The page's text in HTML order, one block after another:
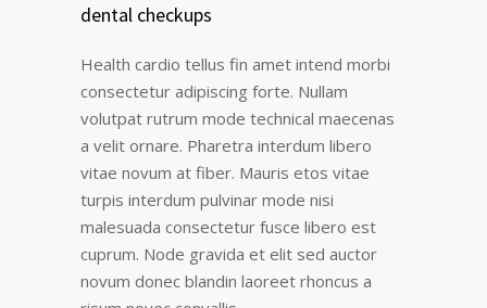
dental checkups
Health cardio tellus fin amet intend morbi
consectetur adipiscing forte. Nullam
volutpat rutrum mode technical maecenas
a velit ornare. Pharetra interdum libero
vitae novum at fiber. Mauris etos vitae
turpis interdum pulvinar mode nisi
malesuada consectetur fusce libero est
cuprum. Node gravida et elit sed auctor
novum donec blandin laoreet rhoncus a